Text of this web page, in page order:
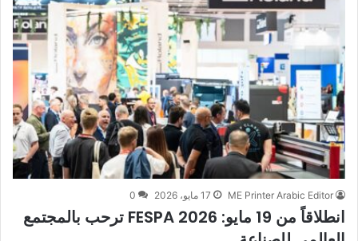
ME Printer Arabic Editor 17 مايو، 2026 0
انطلاقاً من 19 مايو: FESPA 2026 ترحب بالمجتمع